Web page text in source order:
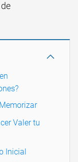
Valer tu
Inicial